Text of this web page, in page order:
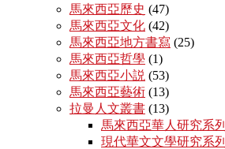
馬來西亞歷史 (47)
馬來西亞文化 (42)
馬來西亞地方書寫 (25)
馬來西亞哲學 (1)
馬來西亞小説 (53)
馬來西亞藝術 (13)
拉曼人文叢書 (13)
馬來西亞華人研究系列
現代華文文學研究系列